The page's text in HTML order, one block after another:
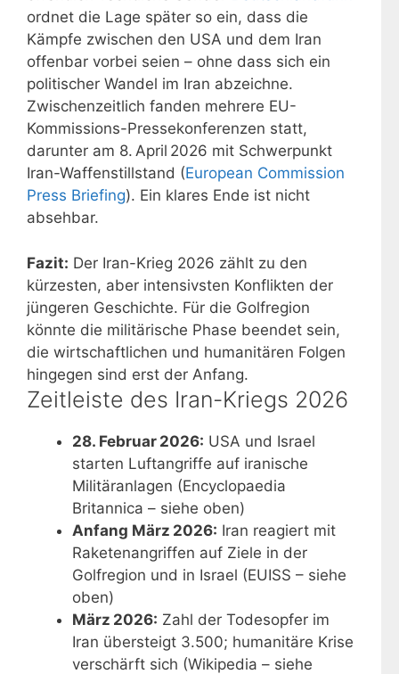
ordnet die Lage später so ein, dass die
Kämpfe zwischen den USA und dem Iran
offenbar vorbei seien – ohne dass sich ein
politischer Wandel im Iran abzeichne.
Zwischenzeitlich fanden mehrere EU-
Kommissions-Pressekonferenzen statt,
darunter am 8. April 2026 mit Schwerpunkt
Iran-Waffenstillstand (European Commission
Press Briefing). Ein klares Ende ist nicht
absehbar.
Fazit: Der Iran-Krieg 2026 zählt zu den
kürzesten, aber intensivsten Konflikten der
jüngeren Geschichte. Für die Golfregion
könnte die militärische Phase beendet sein,
die wirtschaftlichen und humanitären Folgen
hingegen sind erst der Anfang.
Zeitleiste des Iran-Kriegs 2026
28. Februar 2026: USA und Israel
starten Luftangriffe auf iranische
Militäranlagen (Encyclopaedia
Britannica – siehe oben)
Anfang März 2026: Iran reagiert mit
Raketenangriffen auf Ziele in der
Golfregion und in Israel (EUISS – siehe
oben)
März 2026: Zahl der Todesopfer im
Iran übersteigt 3.500; humanitäre Krise
verschärft sich (Wikipedia – siehe